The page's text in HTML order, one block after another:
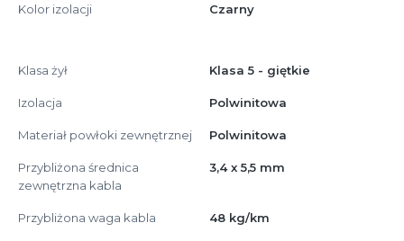
Kolor izolacji Czarny
Klasa żył Klasa 5 - giętkie
Izolacja Polwinitowa
Materiał powłoki zewnętrznej Polwinitowa
Przybliżona średnica
zewnętrzna kabla
3,4 x 5,5 mm
Przybliżona waga kabla 48 kg/km